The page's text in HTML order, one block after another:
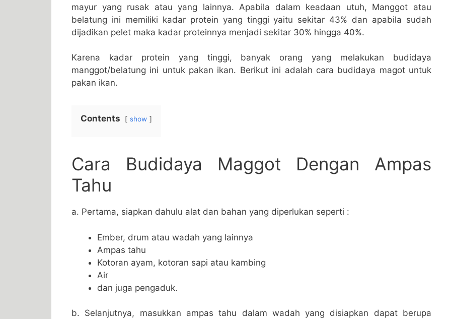
mayur yang rusak atau yang lainnya. Apabila dalam keadaan utuh, Manggot atau
belatung ini memiliki kadar protein yang tinggi yaitu sekitar 43% dan apabila sudah
dijadikan pelet maka kadar proteinnya menjadi sekitar 30% hingga 40%.
Karena kadar protein yang tinggi, banyak orang yang melakukan budidaya
manggot/belatung ini untuk pakan ikan. Berikut ini adalah cara budidaya magot untuk
pakan ikan.
Contents show
Cara Budidaya Maggot Dengan Ampas
Tahu
a. Pertama, siapkan dahulu alat dan bahan yang diperlukan seperti :
Ember, drum atau wadah yang lainnya
Ampas tahu
Kotoran ayam, kotoran sapi atau kambing
Air
dan juga pengaduk.
b. Selanjutnya, masukkan ampas tahu dalam wadah yang disiapkan dapat berupa